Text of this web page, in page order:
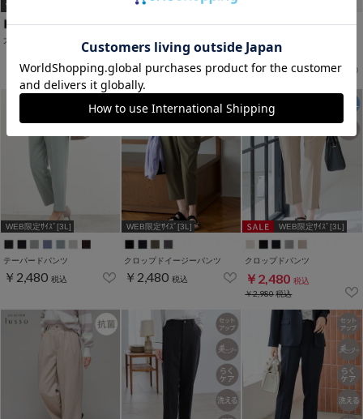
WEB限定ｻｲｽﾞ[3L]
大人のストレートパンツ
WEB限定ｻｲｽﾞ[3L]
￥2,480 税込 ￥2,480
￥3,980税込
WEB限定ｻｲｽﾞ[3L]
テーパードパンツ
￥2,480 税込
WEB限定ｻｲｽﾞ[3L]
クロップドイージーパンツ
￥2,480 税込
WEB限定ｻｲｽﾞ[3L]
クロップドパンツ
￥2,480 税込
￥2,980税込